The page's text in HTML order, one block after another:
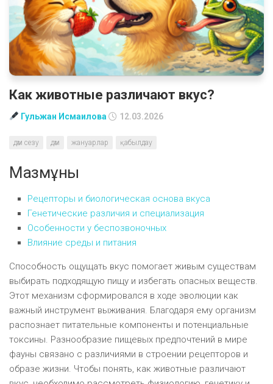
Как животные различают вкус?
Гульжан Исмаилова 12.03.2026
дәм сезу дәм жануарлар қабылдау
Мазмұны
Рецепторы и биологическая основа вкуса
Генетические различия и специализация
Особенности у беспозвоночных
Влияние среды и питания
Способность ощущать вкус помогает живым существам
выбирать подходящую пищу и избегать опасных веществ.
Этот механизм сформировался в ходе эволюции как
важный инструмент выживания. Благодаря ему организм
распознает питательные компоненты и потенциальные
токсины. Разнообразие пищевых предпочтений в мире
фауны связано с различиями в строении рецепторов и
образе жизни. Чтобы понять, как животные различают